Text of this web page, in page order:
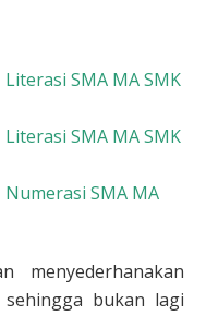
SMA MA SMK
SMA MA SMK
SMA MA
sehingga bukan lagi